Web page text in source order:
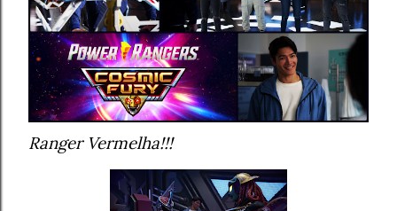
Ranger Vermelha!!!